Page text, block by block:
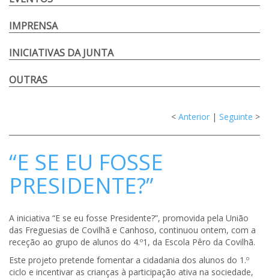
IMPRENSA
INICIATIVAS DA JUNTA
OUTRAS
< Anterior | Seguinte >
“E SE EU FOSSE
PRESIDENTE?”
A iniciativa “E se eu fosse Presidente?”, promovida pela União
das Freguesias de Covilhã e Canhoso, continuou ontem, com a
receção ao grupo de alunos do 4.º1, da Escola Pêro da Covilhã.
Este projeto pretende fomentar a cidadania dos alunos do 1.º
ciclo e incentivar as crianças à participação ativa na sociedade,